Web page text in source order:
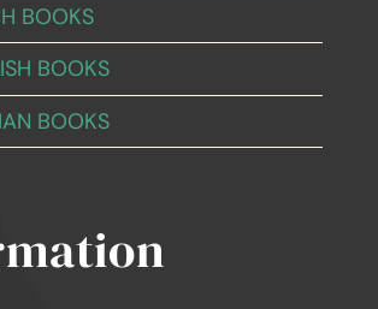
BOOKS
BOOKS
BOOKS